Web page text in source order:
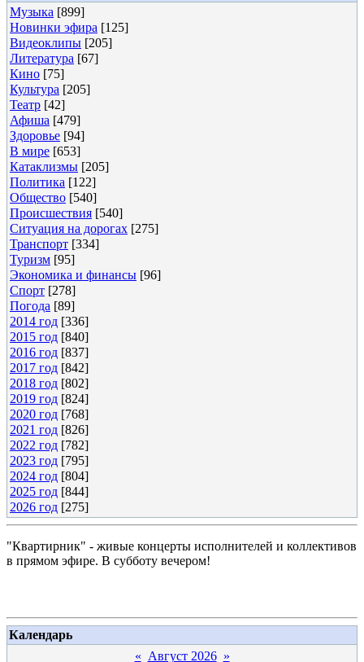
Музыка [899]
Новинки эфира [125]
Видеоклипы [205]
Литература [67]
Кино [75]
Культура [205]
Театр [42]
Афиша [479]
Здоровье [94]
В мире [653]
Катаклизмы [205]
Политика [122]
Общество [540]
Происшествия [540]
Ситуация на дорогах [275]
Транспорт [334]
Туризм [95]
Экономика и финансы [96]
Спорт [278]
Погода [89]
2014 год [336]
2015 год [840]
2016 год [837]
2017 год [842]
2018 год [802]
2019 год [824]
2020 год [768]
2021 год [826]
2022 год [782]
2023 год [795]
2024 год [804]
2025 год [844]
2026 год [275]
"Квартирник" - живые концерты исполнителей и коллективов
в прямом эфире. В субботу вечером!
Календарь
« Август 2026 »